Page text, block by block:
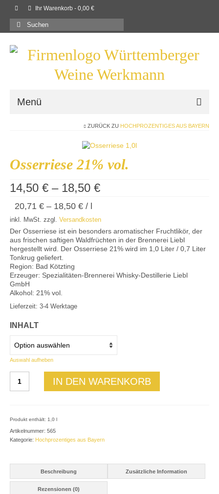
Ihr Warenkorb - 0,00 €
Suchen
nach:
Menü
Neues
Rezepte
Kontaktieren Sie uns!
Mein Konto
ZURÜCK ZU HOCHPROZENTIGES AUS BAYERN
Osserriese 21% vol.
14,50 € – 18,50 €
20,71 € – 18,50 € /
inkl. MwSt. zzgl. Versandkosten
Der Osserriese ist ein besonders aromatischer Fruchtlikör, der
aus frischen saftigen Waldfrüchten in der Brennerei Liebl
hergestellt wird. Der Osserriese 21% wird im 1,0 Liter / 0,7 Liter
Tonkrug geliefert.
Region: Bad Kötzting
Erzeuger: Spezialitäten-Brennerei Whisky-Destillerie Liebl
GmbH
Alkohol: 21% vol.
Lieferzeit: 3-4 Werktage
INHALT
Auswahl aufheben
21%
vol.
IN DEN WARENKORB
Produkt enthält: 1,0 l
Artikelnummer: 565
Kategorie: Hochprozentiges aus Bayern
Beschreibung Zusätzliche Information
Rezensionen (0)